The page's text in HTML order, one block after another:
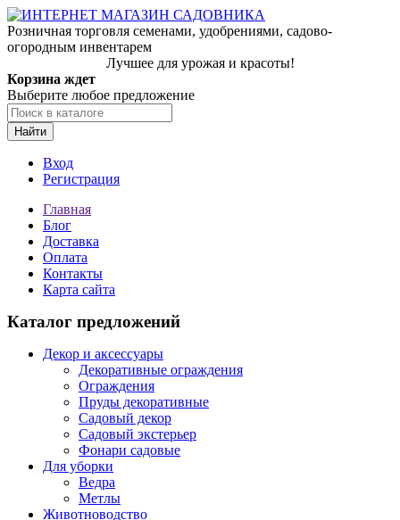
Розничная торговля семенами, удобрениями, садово-
огородным инвентарем
Лучшее для урожая и красоты!
Корзина ждет
Выберите любое предложение
Найти
Вход
Регистрация
Главная
Блог
Доставка
Оплата
Контакты
Карта сайта
Каталог предложений
Декор и аксессуары
Декоративные ограждения
Ограждения
Пруды декоративные
Садовый декор
Садовый экстерьер
Фонари садовые
Для уборки
Ведра
Метлы
Животноводство